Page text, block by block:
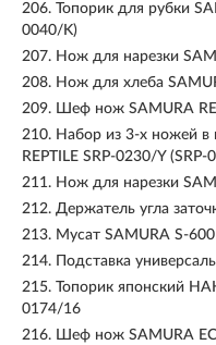
206. Топорик для рубки
0040/K)
207. Нож для нарезки
208. Нож для хлеба
209. Шеф нож SAMURA
210. Набор из 3-х ножей в
REPTILE SRP-0230/Y (SRP-
211. Нож для нарезки
212. Держатель угла
213. Мусат SAMURA S-600
214.
Подставка
215. Топорик японский
0174/16
216. Шеф нож SAMURA